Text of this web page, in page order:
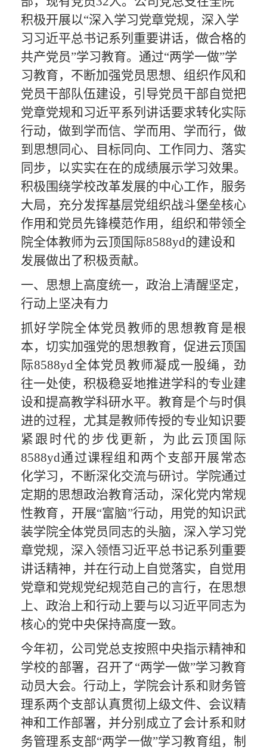
积极开展以“深入学习党章党规，深入学
习习近平总书记系列重要讲话，做合格的
共产党员”学习教育。通过“两学一做”学
习教育， 不断加强党员思想、组织作风和
党员干部队伍建设， 引导党员干部自觉把
党章党规和习近平系列讲话要求转化实际
行动，做到学而信、学而用、学而行，做
到思想同心、目标同向、工作同力、落实
同步，以实实在在的成绩展示学习效果。
积极围绕学校改革发展的中心工作，服务
大局，充分发挥基层党组织战斗堡垒核心
作用和党员先锋模范作用，组织和带领全
院全体教师为云顶国际8588yd的建设和
发展做出了积极贡献。
一、思想上高度统一，政治上清醒坚定，
行动上坚决有力
抓好学院全体党员教师的思想教育是根
本，切实加强党的思想教育，促进云顶国
际8588yd全体党员教师凝成一股绳，劲
往一处使，积极稳妥地推进学科的专业建
设和提高教学科研水平。教育是个与时俱
进的过程，尤其是教师传授的专业知识要
紧跟时代的步伐更新，为此云顶国际
8588yd通过课程组和两个支部开展常态
化学习，不断深化交流与研讨。学院通过
定期的思想政治教育活动，深化党内常规
性教育，开展“富脑”行动，用党的知识武
装学院全体党员同志的头脑，深入学习党
章党规，深入领悟习近平总书记系列重要
讲话精神，并在行动上自觉落实，自觉用
党章和党规党纪规范自己的言行，在思想
上、政治上和行动上要与以习近平同志为
核心的党中央保持高度一致。
今年初，公司党总支按照中央指示精神和
学校的部署，召开了“两学一做”学习教育
动员大会。行动上，学院会计系和财务管
理系两个支部认真贯彻上级文件、会议精
神和工作部署，并分别成立了会计系和财
务管理系支部“两学一做”学习教育组，制